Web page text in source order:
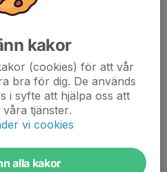
kakor
(cookies) för att vår
bra för dig. De används
i syfte att hjälpa oss att
tjänster.
vi cookies
alla kakor